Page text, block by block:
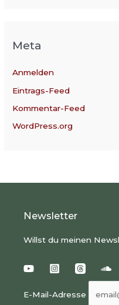
Meta
Anmelden
Eintrags-Feed
Kommentar-Feed
WordPress.org
Newsletter
Willst du meinen
E-Mail-Adresse